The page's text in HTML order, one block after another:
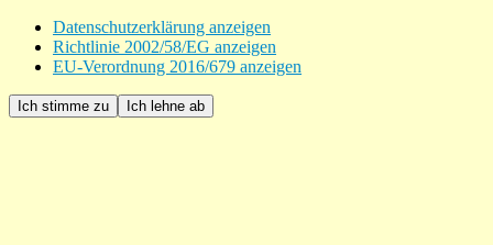
Datenschutzerklärung anzeigen
Richtlinie 2002/58/EG anzeigen
EU-Verordnung 2016/679 anzeigen
Ich stimme zu Ich lehne ab